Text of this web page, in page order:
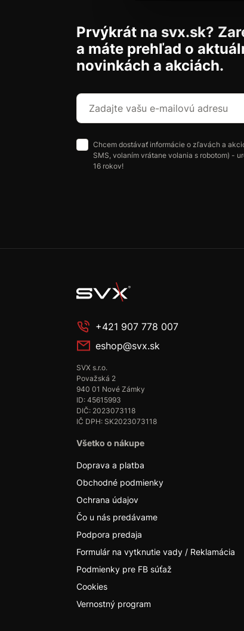
Prvýkrát na svx.sk?
a máte prehľad o
novinkách a akciách.
Chcem dostávať informácie o zľavách a
SMS, volaním vrátane volania s robotom) -
16 rokov!
+421 907 778 007
eshop@svx.sk
SVX s.r.o.
Považská 2
940 01 Nové Zámky
ID: 45615993
DIČ: 2023073118
IČ DPH: SK2023073118
Všetko o nákupe
Doprava a platba
Obchodné podmienky
Ochrana údajov
Čo u nás predávame
Podpora predaja
Formulár na vytknutie vady / Reklamácia
Podmienky pre FB súťaž
Cookies
Vernostný program